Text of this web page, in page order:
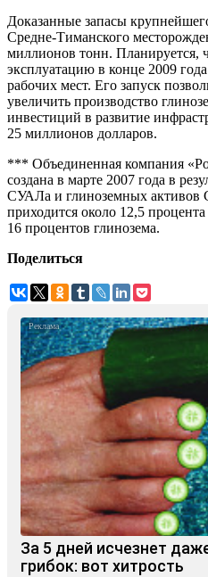
Доказанные запасы
Средне-Тиманского
миллионов тонн. Планируется,
эксплуатацию в конце 2009
рабочих мест. Его запуск
увеличить производство
инвестиций в развитие
25 миллионов долларов.
*** Объединенная компания
создана в марте 2007 года в
СУАЛа и глиноземных активов
приходится около 12,5
16 процентов глинозема.
Поделиться
За 5 дней исчезнет
грибок: вот хитрость